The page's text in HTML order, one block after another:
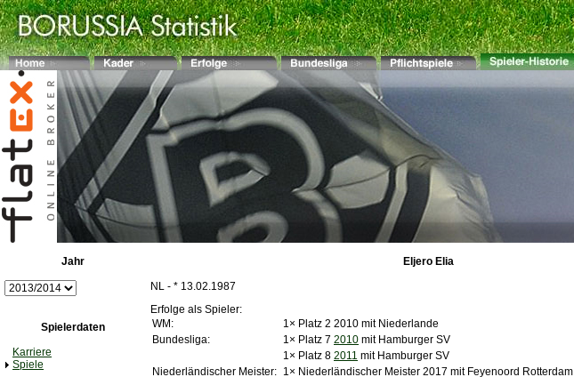
Jahr
Spielerdaten
Karriere
Spiele
Eljero Elia
NL - * 13.02.1987
Erfolge als Spieler:
WM:
1× Platz 2 2010 mit Niederlande
Bundesliga:
1× Platz 7 2010 mit Hamburger SV
1× Platz 8 2011 mit Hamburger SV
Niederländischer Meister: 1× Niederländischer Meister 2017 mit Feyenoord Rotterdam